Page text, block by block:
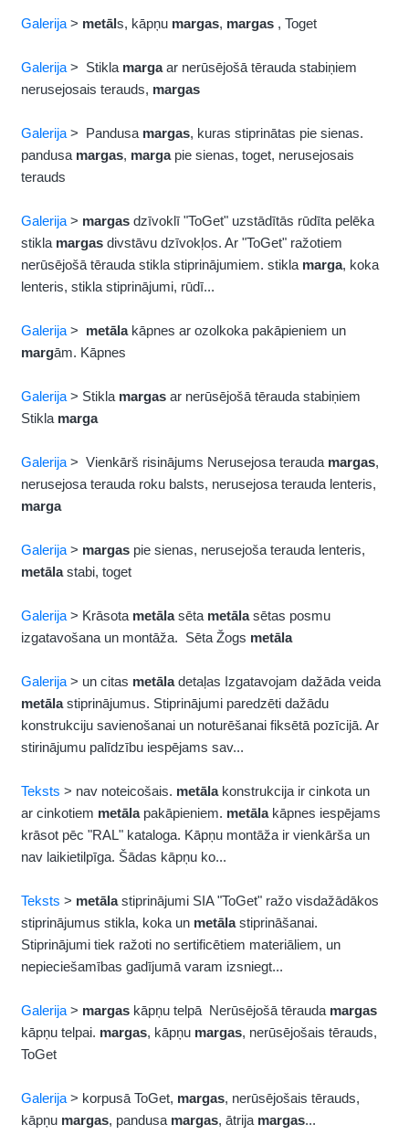
Galerija > metāls, kāpņu margas, margas , Toget
Galerija > Stikla margaar nerūsējošā tērauda stabiņiem
nerusejosais terauds, margas
Galerija > Pandusa margas, kuras stiprinātas pie sienas.
pandusa margas, margapie sienas, toget, nerusejosais
terauds
Galerija > margas dzīvoklī "ToGet" uzstādītās rūdīta pelēka
stikla margas divstāvu dzīvokļos. Ar "ToGet" ražotiem
nerūsējošā tērauda stikla stiprinājumiem. stikla marga, koka
lenteris, stikla stiprinājumi, rūdī...
Galerija > metālakāpnes ar ozolkoka pakāpieniem un
margām. Kāpnes
Galerija > Stikla margas ar nerūsējošā tērauda stabiņiem
Stikla marga
Galerija > Vienkārš risinājums Nerusejosa terauda margas,
nerusejosa terauda roku balsts, nerusejosa terauda lenteris,
marga
Galerija > margas pie sienas, nerusejoša terauda lenteris,
metālastabi, toget
Galerija > Krāsota metālasēta metālasētas posmu
izgatavošana un montāža. Sēta Žogs metāla
Galerija > un citas metāladetaļas Izgatavojam dažāda veida
metālastiprinājumus. Stiprinājumi paredzēti dažādu
konstrukciju savienošanai un noturēšanai fiksētā pozīcijā. Ar
stirinājumu palīdzību iespējams sav...
Teksts > nav noteicošais. metālakonstrukcija ir cinkota un
ar cinkotiem metālapakāpieniem. metālakāpnes iespējams
krāsot pēc "RAL" kataloga. Kāpņu montāža ir vienkārša un
nav laikietilpīga. Šādas kāpņu ko...
Teksts > metālastiprinājumi SIA "ToGet" ražo visdažādākos
stiprinājumus stikla, koka un metālastiprināšanai.
Stiprinājumi tiek ražoti no sertificētiem materiāliem, un
nepieciešamības gadījumā varam izsniegt...
Galerija > margas kāpņu telpā Nerūsējošā tērauda margas
kāpņu telpai. margas, kāpņu margas, nerūsējošais tērauds,
ToGet
Galerija > korpusā ToGet, margas, nerūsējošais tērauds,
kāpņu margas, pandusa margas, ātrija margas...